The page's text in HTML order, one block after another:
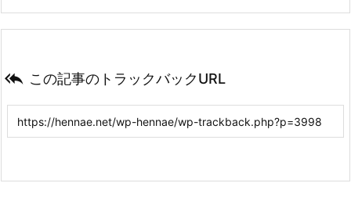
 この記事のトラックバックURL